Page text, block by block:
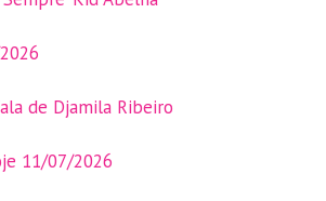
de Djamila Ribeiro
11/07/2026